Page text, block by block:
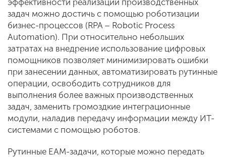
задач можно достичь с помощью роботизации
бизнес-процессов (RPA – Robotic Process
Automation). При относительно небольших
затратах на внедрение использование цифровых
помощников позволяет минимизировать ошибки
при занесении данных, автоматизировать рутинные
операции, освободить сотрудников для
выполнения более важных производственных
задач, заменить громоздкие интеграционные
модули, наладив передачу информации между ИТ-
системами с помощью роботов.
Рутинные EAM-задачи, которые можно передать